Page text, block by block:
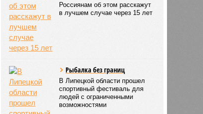
Россиянам об этом расскажут
в лучшем случае через 15 лет
Рыбалка без границ
В Липецкой области прошел
спортивный фестиваль для
людей с ограниченными
возможностями